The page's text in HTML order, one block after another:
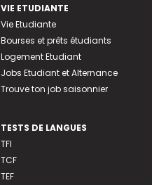
VIE ETUDIANTE
Vie Etudiante
Bourses et prêts étudiants
Logement Etudiant
Jobs Etudiant et Alternance
Trouve ton job saisonnier
TESTS DE LANGUES
TFI
TCF
TEF